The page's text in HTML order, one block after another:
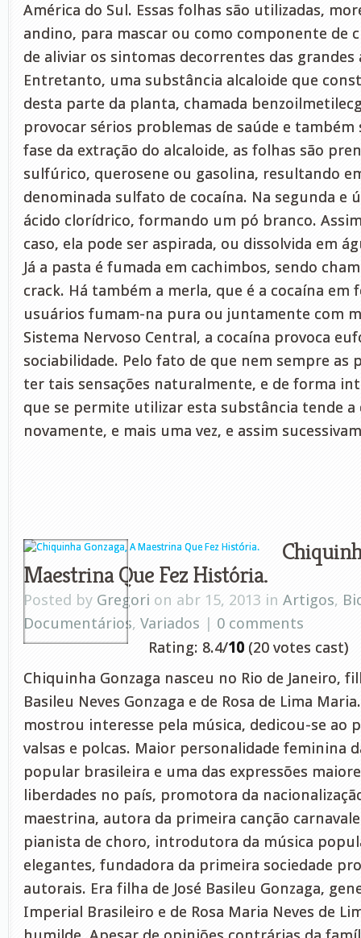
América do Sul. Essas folhas são utilizadas,
andino, para mascar ou como componente de
de aliviar os sintomas decorrentes das
Entretanto, uma substância alcaloide que
desta parte da planta, chamada
provocar sérios problemas de saúde e também
fase da extração do alcaloide, as folhas são
sulfúrico, querosene ou gasolina, resultando
denominada sulfato de cocaína. Na segunda e
ácido clorídrico, formando um pó branco.
caso, ela pode ser aspirada, ou dissolvida em
Já a pasta é fumada em cachimbos, sendo
crack. Há também a merla, que é a cocaína em
usuários fumam-na pura ou juntamente com
Sistema Nervoso Central, a cocaína provoca
sociabilidade. Pelo fato de que nem sempre as
ter tais sensações naturalmente, e de forma
que se permite utilizar esta substância tende a
novamente, e mais uma vez, e assim
Maestrina Que Fez História.
Posted by Gregori on abr 15, 2013 in Artigos,
Documentários, Variados | 0 comments
Rating: 8.4/10 (20 votes cast)
Chiquinha Gonzaga nasceu no Rio de Janeiro,
Basileu Neves Gonzaga e de Rosa de Lima
mostrou interesse pela música, dedicou-se ao
valsas e polcas. Maior personalidade feminina
popular brasileira e uma das expressões
liberdades no país, promotora da
maestrina, autora da primeira canção
pianista de choro, introdutora da música
elegantes, fundadora da primeira sociedade
autorais. Era filha de José Basileu Gonzaga,
Imperial Brasileiro e de Rosa Maria Neves de